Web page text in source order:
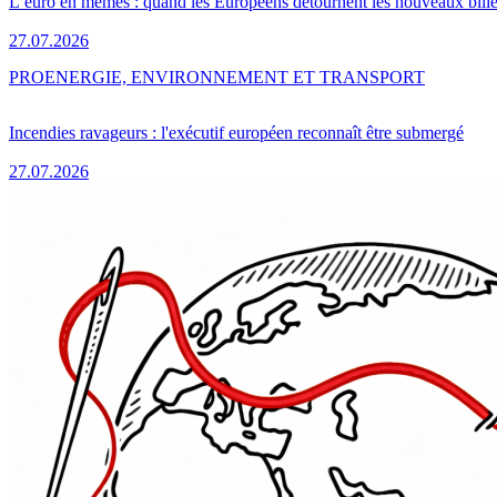
27.07.2026
Incendies ravageurs : l'exécutif européen reconnaît être submergé
27.07.2026
PROENERGIE, ENVIRONNEMENT ET TRANSPORT